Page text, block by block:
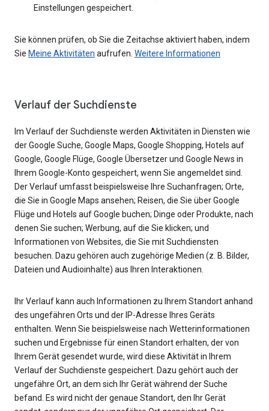
Einstellungen gespeichert.
Sie können prüfen, ob Sie die Zeitachse aktiviert haben, indem
Sie Meine Aktivitäten aufrufen. Weitere Informationen
Verlauf der Suchdienste
Im Verlauf der Suchdienste werden Aktivitäten in Diensten wie
der Google Suche, Google Maps, Google Shopping, Hotels auf
Google, Google Flüge, Google Übersetzer und Google News in
Ihrem Google-Konto gespeichert, wenn Sie angemeldet sind.
Der Verlauf umfasst beispielsweise Ihre Suchanfragen; Orte,
die Sie in Google Maps ansehen; Reisen, die Sie über Google
Flüge und Hotels auf Google buchen; Dinge oder Produkte, nach
denen Sie suchen; Werbung, auf die Sie klicken; und
Informationen von Websites, die Sie mit Suchdiensten
besuchen. Dazu gehören auch zugehörige Medien (z. B. Bilder,
Dateien und Audioinhalte) aus Ihren Interaktionen.
Ihr Verlauf kann auch Informationen zu Ihrem Standort anhand
des ungefähren Orts und der IP-Adresse Ihres Geräts
enthalten. Wenn Sie beispielsweise nach Wetterinformationen
suchen und Ergebnisse für einen Standort erhalten, der von
Ihrem Gerät gesendet wurde, wird diese Aktivität in Ihrem
Verlauf der Suchdienste gespeichert. Dazu gehört auch der
ungefähre Ort, an dem sich Ihr Gerät während der Suche
befand. Es wird nicht der genaue Standort, den Ihr Gerät